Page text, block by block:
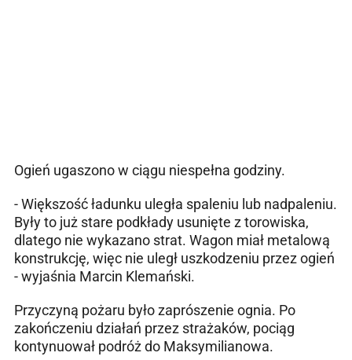
Ogień ugaszono w ciągu niespełna godziny.
- Większość ładunku uległa spaleniu lub nadpaleniu.
Były to już stare podkłady usunięte z torowiska,
dlatego nie wykazano strat. Wagon miał metalową
konstrukcję, więc nie uległ uszkodzeniu przez ogień
- wyjaśnia Marcin Klemański.
Przyczyną pożaru było zaprószenie ognia. Po
zakończeniu działań przez strażaków, pociąg
kontynuował podróż do Maksymilianowa.